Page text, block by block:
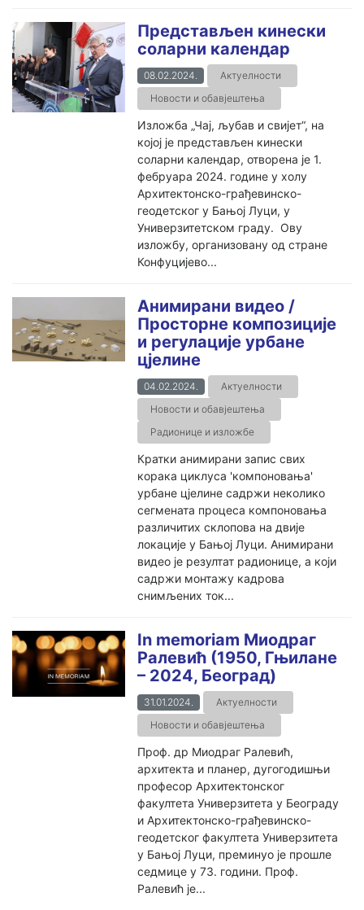
Представљен кинески
соларни календар
08.02.2024.
Актуелности
Новости и обавјештења
Изложба „Чај, љубав и свијет“, на
којој je представљен кинески
соларни календар, отворена je 1.
фебруара 2024. године у холу
Архитектонско-грађевинско-
геодетског у Бањој Луци, у
Универзитетском граду. Ову
изложбу, организовану од стране
Конфуцијево...
Анимирани видео /
Просторне композиције
и регулације урбане
цјелине
04.02.2024.
Актуелности
Новости и обавјештења
Радионице и изложбе
Кратки анимирани запис свих
корака циклуса 'компоновања'
урбане цјелине садржи неколико
сегмената процеса компоновања
различитих склопова на двије
локације у Бањој Луци. Анимирани
видео је резултат радионице, а који
садржи монтажу кадрова
снимљених ток...
In memoriam Миодраг
Ралевић (1950, Гњилане
– 2024, Београд)
31.01.2024.
Актуелности
Новости и обавјештења
Проф. др Миодраг Ралевић,
архитекта и планер, дугогодишњи
професор Архитектонског
факултета Универзитета у Београду
и Архитектонско-грађевинско-
геодетског факултета Универзитета
у Бањој Луци, преминуо је прошле
седмице у 73. години. Проф.
Ралевић је...